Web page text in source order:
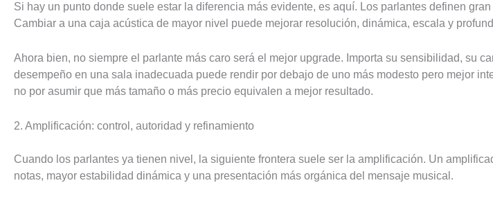
Si hay un punto donde suele estar la diferencia más evidente, es aquí. Los parlantes definen
Cambiar a una caja acústica de mayor nivel puede mejorar resolución, dinámica, escala y
Ahora bien, no siempre el parlante más caro será el mejor upgrade. Importa su sensibilidad, su
desempeño en una sala inadecuada puede rendir por debajo de uno más modesto pero mejor
no por asumir que más tamaño o más precio equivalen a mejor resultado.
2. Amplificación: control, autoridad y refinamiento
Cuando los parlantes ya tienen nivel, la siguiente frontera suele ser la amplificación. Un
notas, mayor estabilidad dinámica y una presentación más orgánica del mensaje musical.